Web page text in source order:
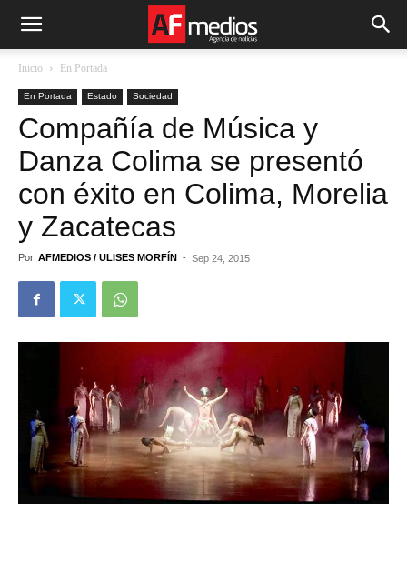
Inicio En Portada
En Portada Estado Sociedad
Compañía de Música y
Danza Colima se presentó
con éxito en Colima, Morelia
y Zacatecas
Por AFMEDIOS / ULISES MORFÍN - Sep 24, 2015